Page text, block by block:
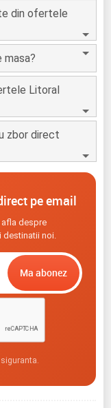
din ofertele
masa?
Litoral
zbor direct
pe email
despre
noi.